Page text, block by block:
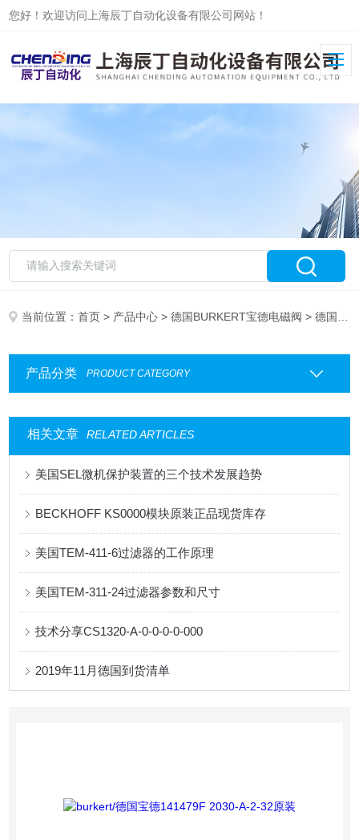
您好！欢迎访问上海辰丁自动化设备有限公司网站！
当前位置：首页 > 产品中心 >德国BURKERT宝德电磁阀 > 德国BURKERT/宝德电磁阀
产品分类 PRODUCT CATEGORY
相关文章 RELATED ARTICLES
美国SEL微机保护装置的三个技术发展趋势
BECKHOFF KS0000模块原装正品现货库存
美国TEM-411-6过滤器的工作原理
美国TEM-311-24过滤器参数和尺寸
技术分享CS1320-A-0-0-0-0-000
2019年11月德国到货清单